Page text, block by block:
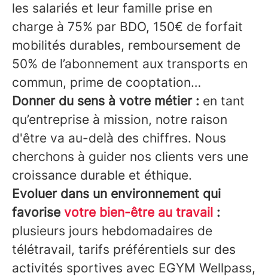
les salariés et leur famille prise en
charge à 75% par BDO, 150€ de forfait
mobilités durables, remboursement de
50% de l’abonnement aux transports en
commun, prime de cooptation…
Donner du sens à votre métier : en tant
qu’entreprise à mission, notre raison
d'être va au-delà des chiffres. Nous
cherchons à guider nos clients vers une
croissance durable et éthique.
Evoluer dans un environnement qui
favorise votre bien-être au travail :
plusieurs jours hebdomadaires de
télétravail, tarifs préférentiels sur des
activités sportives avec EGYM Wellpass,